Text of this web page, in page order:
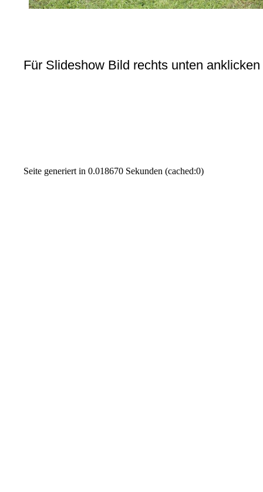
Für Slideshow Bild rechts unten anklicken
Seite generiert in 0.018670 Sekunden (cached:0)